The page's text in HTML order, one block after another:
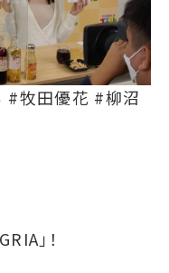
#牧田優花 #柳沼
」！